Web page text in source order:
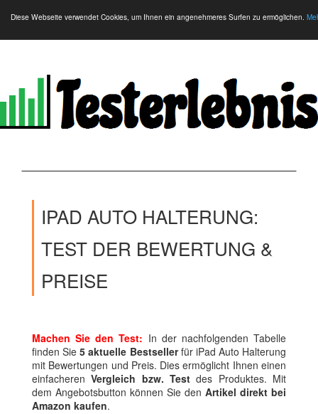
Diese Webseite verwendet Cookies, um Ihnen ein angenehmeres Surfen zu ermöglichen.
IPAD AUTO HALTERUNG:
TEST DER BEWERTUNG &
PREISE
Machen Sie den Test: In der nachfolgenden Tabelle
finden Sie 5 aktuelle Bestsellerfür iPad Auto Halterung
mit Bewertungen und Preis. Dies ermöglicht Ihnen einen
einfacherenVergleich bzw. Test des Produktes. Mit
dem Angebotsbutton können Sie den Artikel direkt bei
Amazon kaufen.